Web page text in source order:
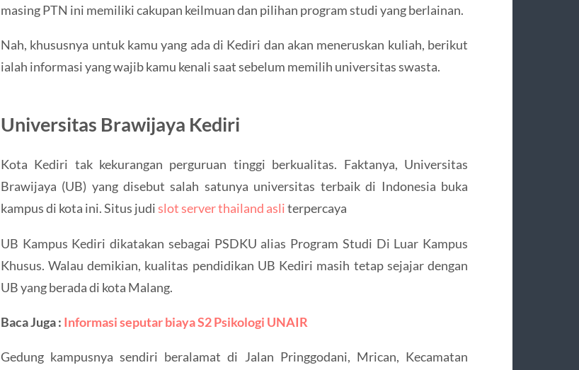
masing PTN ini memiliki cakupan keilmuan dan pilihan program studi yang berlainan.
Nah, khususnya untuk kamu yang ada di Kediri dan akan meneruskan kuliah, berikut
ialah informasi yang wajib kamu kenali saat sebelum memilih universitas swasta.
Universitas Brawijaya Kediri
Kota Kediri tak kekurangan perguruan tinggi berkualitas. Faktanya, Universitas
Brawijaya (UB) yang disebut salah satunya universitas terbaik di Indonesia buka
kampus di kota ini. Situs judislot server thailand asliterpercaya
UB Kampus Kediri dikatakan sebagai PSDKU alias Program Studi Di Luar Kampus
Khusus. Walau demikian, kualitas pendidikan UB Kediri masih tetap sejajar dengan
UB yang berada di kota Malang.
Baca Juga : Informasi seputar biaya S2 Psikologi UNAIR
Gedung kampusnya sendiri beralamat di Jalan Pringgodani, Mrican, Kecamatan